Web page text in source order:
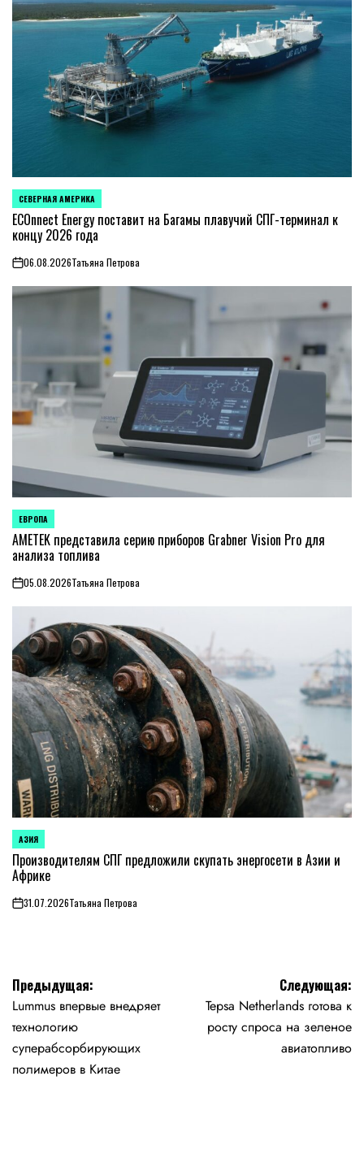
ОПУБЛИКОВАНО
В
СЕВЕРНАЯ АМЕРИКА
ECOnnect Energy поставит на Багамы плавучий СПГ-терминал к
концу 2026 года
on06.08.2026Татьяна Петрова
ОПУБЛИКОВАНО
В
ЕВРОПА
AMETEK представила серию приборов Grabner Vision Pro для
анализа топлива
on05.08.2026Татьяна Петрова
ОПУБЛИКОВАНО
В
АЗИЯ
Производителям СПГ предложили скупать энергосети в Азии и
Африке
on31.07.2026Татьяна Петрова
Навигация
по
записям
Предыдущая:
Lummus впервые внедряет
технологию
суперабсорбирующих
полимеров в Китае
Следующая:
Tepsa Netherlands готова к
росту спроса на зеленое
авиатопливо